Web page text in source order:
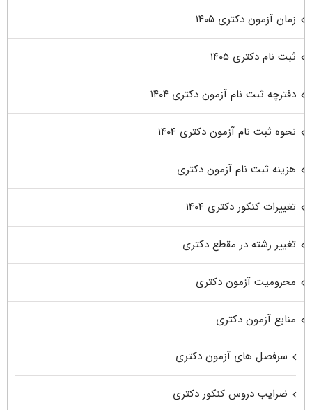
زمان آزمون دکتری ۱۴۰۵
ثبت نام دکتری ۱۴۰۵
دفترچه ثبت نام آزمون دکتری ۱۴۰۴
نحوه ثبت نام آزمون دکتری ۱۴۰۴
هزینه ثبت نام آزمون دکتری
تغییرات کنکور دکتری ۱۴۰۴
تغییر رشته در مقطع دکتری
محرومیت آزمون دکتری
منابع آزمون دکتری
سرفصل های آزمون دکتری
ضرایب دروس کنکور دکتری